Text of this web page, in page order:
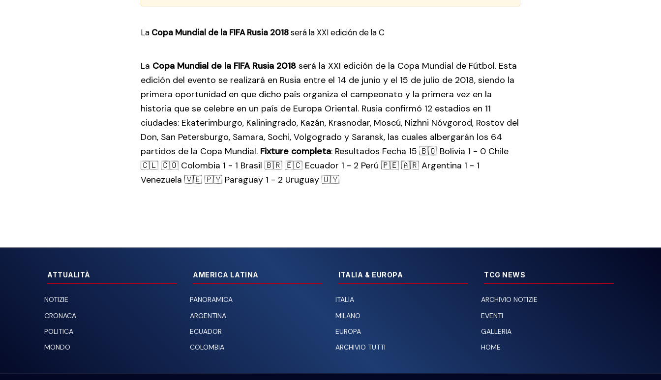
La Copa Mundial de la FIFA Rusia 2018será la XXI edición de la C
La Copa Mundial de la FIFA Rusia 2018 será la XXI edición de la Copa Mundial de Fútbol. Esta
edición del evento se realizará en Rusia entre el 14 de junio y el 15 de julio de 2018, siendo la
primera oportunidad en que dicho país organiza el campeonato y la primera vez en la
historia que se celebre en un país de Europa Oriental. Rusia confirmó 12 estadios en 11
ciudades: Ekaterimburgo, Kaliningrado, Kazán, Krasnodar, Moscú, Nizhni Nóvgorod, Rostov del
Don, San Petersburgo, Samara, Sochi, Volgogrado y Saransk, las cuales albergarán los 64
partidos de la Copa Mundial. Fixture completa: Resultados Fecha 15 🇧🇴 Bolivia 1 - 0 Chile
🇨🇱 🇨🇴 Colombia 1 - 1 Brasil 🇧🇷 🇪🇨 Ecuador 1 - 2 Perú 🇵🇪 🇦🇷 Argentina 1 - 1
Venezuela 🇻🇪 🇵🇾 Paraguay 1 - 2 Uruguay 🇺🇾
ATTUALITÀ
NOTIZIE
CRONACA
POLITICA
MONDO
AMERICA LATINA
PANORAMICA
ARGENTINA
ECUADOR
COLOMBIA
ITALIA & EUROPA
ITALIA
MILANO
EUROPA
ARCHIVIO TUTTI
TCG NEWS
ARCHIVIO NOTIZIE
EVENTI
GALLERIA
HOME